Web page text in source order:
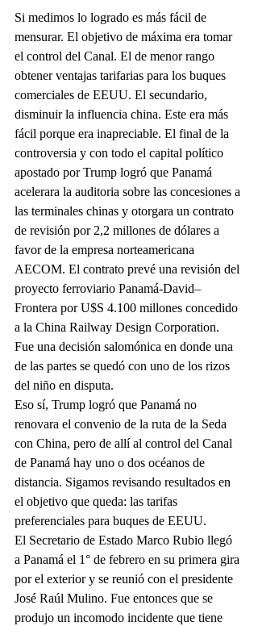
Si medimos lo logrado es más fácil de
mensurar. El objetivo de máxima era tomar
el control del Canal. El de menor rango
obtener ventajas tarifarias para los buques
comerciales de EEUU. El secundario,
disminuir la influencia china. Este era más
fácil porque era inapreciable. El final de la
controversia y con todo el capital político
apostado por Trump logró que Panamá
acelerara la auditoria sobre las concesiones a
las terminales chinas y otorgara un contrato
de revisión por 2,2 millones de dólares a
favor de la empresa norteamericana
AECOM. El contrato prevé una revisión del
proyecto ferroviario Panamá-David–
Frontera por U$S 4.100 millones concedido
a la China Railway Design Corporation.
Fue una decisión salomónica en donde una
de las partes se quedó con uno de los rizos
del niño en disputa.
Eso sí, Trump logró que Panamá no
renovara el convenio de la ruta de la Seda
con China, pero de allí al control del Canal
de Panamá hay uno o dos océanos de
distancia. Sigamos revisando resultados en
el objetivo que queda: las tarifas
preferenciales para buques de EEUU.
El Secretario de Estado Marco Rubio llegó
a Panamá el 1° de febrero en su primera gira
por el exterior y se reunió con el presidente
José Raúl Mulino. Fue entonces que se
produjo un incomodo incidente que tiene